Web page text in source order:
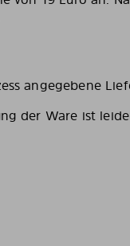
angegebene
der Ware ist